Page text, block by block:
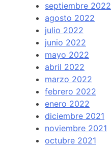
septiembre 2022
agosto 2022
julio 2022
junio 2022
mayo 2022
abril 2022
marzo 2022
febrero 2022
enero 2022
diciembre 2021
noviembre 2021
octubre 2021